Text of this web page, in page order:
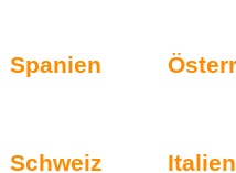
Spanien
Schweiz Italien